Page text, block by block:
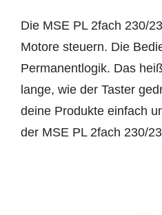
Die MSE PL 2fach 230/
Motore steuern. Die
Permanentlogik. Das
lange, wie der Taster
deine Produkte einfach
der MSE PL 2fach 230/